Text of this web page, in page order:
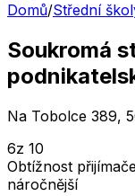
Domů/Střední
Soukromá
Na Tobolce 389,
6z 10
Obtížnost
náročnější